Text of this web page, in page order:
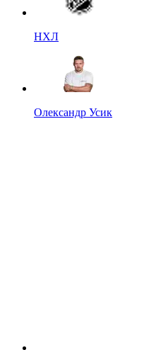
НХЛ
Олександр Усик